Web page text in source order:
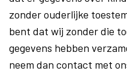
zonder ouderlijke
bent dat wij zonder die
gegevens hebben
neem dan contact met